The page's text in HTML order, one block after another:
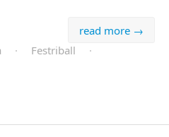
read more →
· Festriball
·